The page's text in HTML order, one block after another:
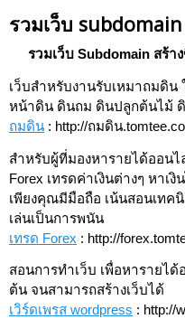
รวมเว็บ subdomain
รวมเว็บ Subdomain สร้า
เว็บสำหรับงานรับเหมาถมดิน
หน้าดิน ดินถม ดินปลูกต้นไม้
ถมดิน : http://ถมดิน
สำหรับผู้ที่มองหารายได้ออนไ
Forex เทรดค่าเงินต่างๆ หาเ
เพียงคุณมีมือถือ เน้นสอนเทค
เล่นเป็นการพนัน
เทรด Forex : http://
สอนการทำเว็บ เพื่อหารายได้
ต้น จนสามารถสร้างเว็บได้
เวิร์ดเพรส wordpress : http://